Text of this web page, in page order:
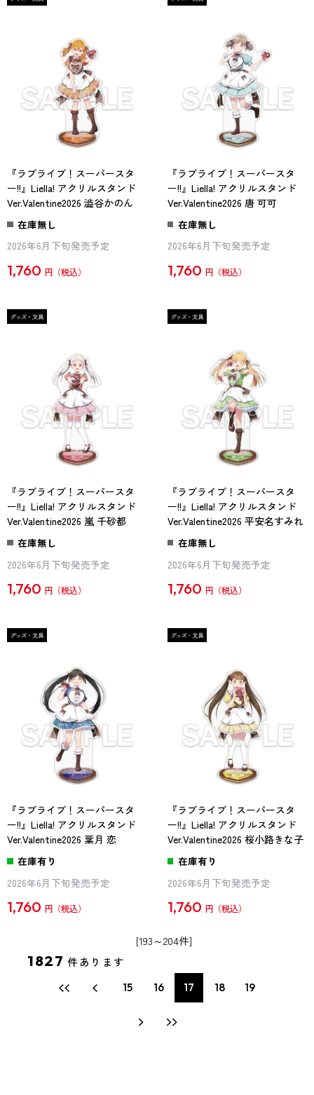
『ラブライブ！スーパースタ
ー!!』Liella! アクリルスタンド
Ver.Valentine2026 澁谷かのん
在庫無し
2026年6月下旬発売予定
1,760 円
『ラブライブ！スーパースタ
ー!!』Liella! アクリルスタンド
Ver.Valentine2026 唐 可可
在庫無し
2026年6月下旬発売予定
1,760 円
『ラブライブ！スーパースタ
ー!!』Liella! アクリルスタンド
Ver.Valentine2026 嵐 千砂都
在庫無し
2026年6月下旬発売予定
1,760 円
『ラブライブ！スーパースタ
ー!!』Liella! アクリルスタンド
Ver.Valentine2026 平安名すみれ
在庫無し
2026年6月下旬発売予定
1,760 円
『ラブライブ！スーパースタ
ー!!』Liella! アクリルスタンド
Ver.Valentine2026 葉月 恋
在庫有り
2026年6月下旬発売予定
1,760 円
『ラブライブ！スーパースタ
ー!!』Liella! アクリルスタンド
Ver.Valentine2026 桜小路きな子
在庫有り
2026年6月下旬発売予定
1,760 円
[193～204件]
1827 件あります
15 16 17 18 19